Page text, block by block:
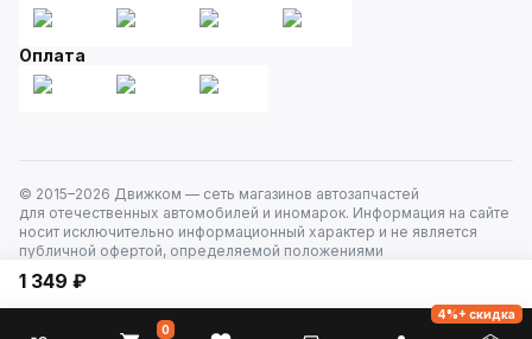
1 349 ₽
Оплата
© 2015–2026 Движком — сеть магазинов автозапчастей
для отечественных автомобилей и иномарок. Информация на сайте
носит исключительно информационный характер и не является
публичной офертой, определяемой положениями
0
4%+ скидка